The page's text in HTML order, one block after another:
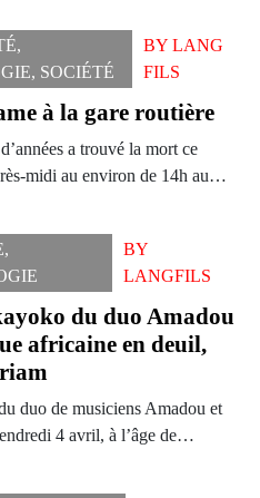
,
, SOCIÉTÉ
BYLANG
FILS
à la gare routière
a trouvé la mort ce
midi au environ de 14h au…
,
BY
LANGFILS
du duo Amadou
africaine en deuil,
duo de musiciens Amadou et
4 avril, à l’âge de…